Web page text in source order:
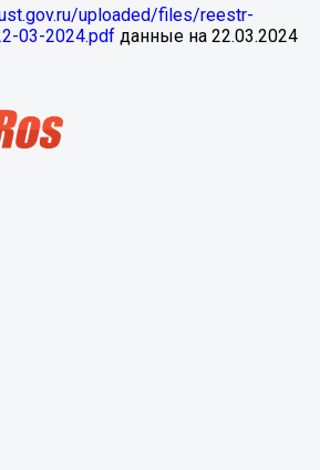
uploaded/files/reestr-
03-2024.pdf данные на 22.03.2024